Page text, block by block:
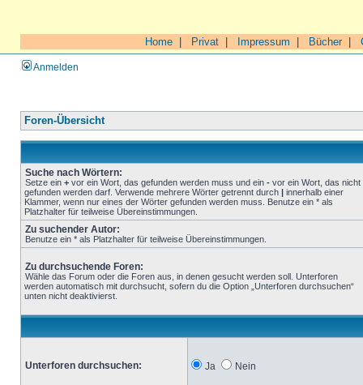
Home Privat Impressum Bücher|
Anmelden
Foren-Übersicht
Suche nach Wörtern:
Setze ein + vor ein Wort, das gefunden werden muss und ein - vor ein Wort, das nicht
gefunden werden darf. Verwende mehrere Wörter getrennt durch | innerhalb einer
Klammer, wenn nur eines der Wörter gefunden werden muss. Benutze ein * als
Platzhalter für teilweise Übereinstimmungen.
Zu suchender Autor:
Benutze ein * als Platzhalter für teilweise Übereinstimmungen.
Zu durchsuchende Foren:
Wähle das Forum oder die Foren aus, in denen gesucht werden soll. Unterforen
werden automatisch mit durchsucht, sofern du die Option „Unterforen durchsuchen“
unten nicht deaktivierst.
Unterforen durchsuchen: Ja Nein